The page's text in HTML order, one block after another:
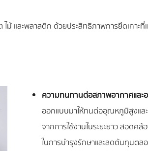
ไม้ และพลาสติก ด้วยประสิทธิภาพการยึดเกา
ความทนทานต่อสภาพอากาศและอ
ออกแบบมาให้ทนต่ออุณหภูมิสูงและ
จากการใช้งานในระยะยาว สอดค
ในการบำรุงรักษาและลดต้นทุนต